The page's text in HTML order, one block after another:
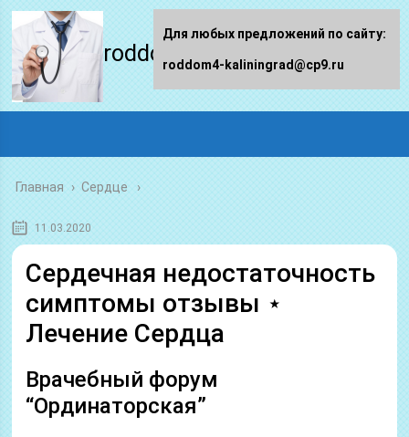
roddom4-kaliningrad.ru
Главная › Сердце
11.03.2020
Сердечная недостаточность
симптомы отзывы ⋆
Лечение Сердца
Врачебный форум
“Ординаторская”
Для любых предложений по сайту:
roddom4-kaliningrad@cp9.ru